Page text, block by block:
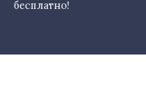
бесплатно!